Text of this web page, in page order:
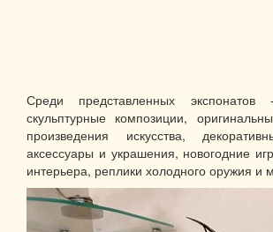
Среди представленных экспонатов
скульптурные композиции,
произведения искусства,
аксессуары и украшения, новогодние
интерьера, реплики холодного оружия и